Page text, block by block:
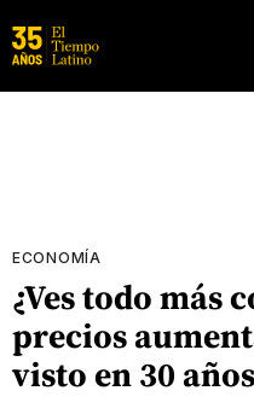
ECONOMÍA
¿Ves todo más
precios
visto en 30 años